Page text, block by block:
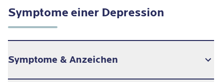
Symptome einer Depression
Symptome & Anzeichen